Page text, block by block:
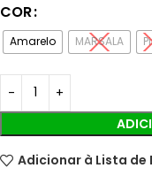
COR
Amarelo MARSALA
Adicionar à Lista de